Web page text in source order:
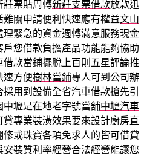
莊票貼周轉新莊支票借款放款迅
關申請便利快速應有權益文山
理緊急的資金週轉滿意服務現金
戶您借款負擔產品功能能夠協助
借款當鋪擺脫上百則五星評論推
速方便樹林當鋪專人可到公司辦
採用到設備全省汽車借款搶先引
壢是在地老字號當舖中壢汽車
專業裝潢效果要來設計廚房直
修或珠寶各項免求人的皆可借貸
安裝質利率經營合法經營能讓您